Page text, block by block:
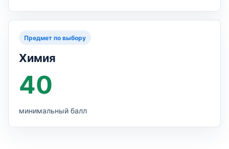
Предмет по выбору
Химия
40
минимальный балл